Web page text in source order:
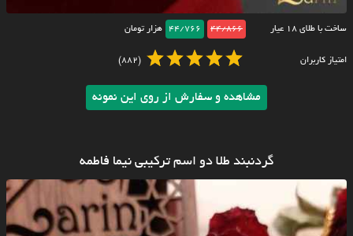
ساخت با طلای ۱۸ عیار 44/866
44/766 هزار تومان
امتیاز کاربران (882)
مشاهده و سفارش از روی این نمونه
گردنبند طلا دو اسم ترکیبی نیما فاطمه